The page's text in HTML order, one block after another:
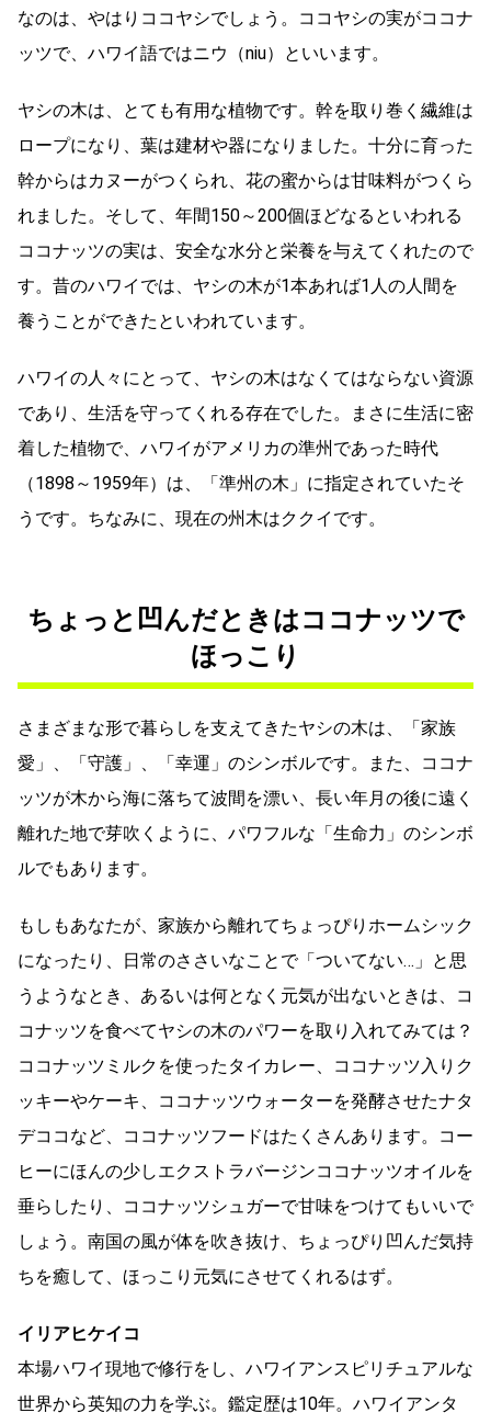
なのは、やはりココヤシでしょう。ココヤシの実がココナ
ッツで、ハワイ語ではニウ（niu）といいます。
ヤシの木は、とても有用な植物です。幹を取り巻く繊維は
ロープになり、葉は建材や器になりました。十分に育った
幹からはカヌーがつくられ、花の蜜からは甘味料がつくら
れました。そして、年間150～200個ほどなるといわれる
ココナッツの実は、安全な水分と栄養を与えてくれたので
す。昔のハワイでは、ヤシの木が1本あれば1人の人間を
養うことができたといわれています。
ハワイの人々にとって、ヤシの木はなくてはならない資源
であり、生活を守ってくれる存在でした。まさに生活に密
着した植物で、ハワイがアメリカの準州であった時代
（1898～1959年）は、「準州の木」に指定されていたそ
うです。ちなみに、現在の州木はククイです。
ちょっと凹んだときはココナッツで
ほっこり
さまざまな形で暮らしを支えてきたヤシの木は、「家族
愛」、「守護」、「幸運」のシンボルです。また、ココナ
ッツが木から海に落ちて波間を漂い、長い年月の後に遠く
離れた地で芽吹くように、パワフルな「生命力」のシンボ
ルでもあります。
もしもあなたが、家族から離れてちょっぴりホームシック
になったり、日常のささいなことで「ついてない…」と思
うようなとき、あるいは何となく元気が出ないときは、コ
コナッツを食べてヤシの木のパワーを取り入れてみては？
ココナッツミルクを使ったタイカレー、ココナッツ入りク
ッキーやケーキ、ココナッツウォーターを発酵させたナタ
デココなど、ココナッツフードはたくさんあります。コー
ヒーにほんの少しエクストラバージンココナッツオイルを
垂らしたり、ココナッツシュガーで甘味をつけてもいいで
しょう。南国の風が体を吹き抜け、ちょっぴり凹んだ気持
ちを癒して、ほっこり元気にさせてくれるはず。
イリアヒケイコ
本場ハワイ現地で修行をし、ハワイアンスピリチュアルな
世界から英知の力を学ぶ。鑑定歴は10年。ハワイアンタ